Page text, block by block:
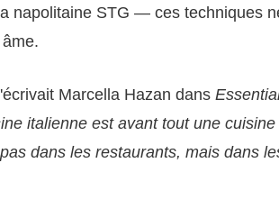
napolitaine STG — ces techniques
Marcella Hazan dans
italienne est avant tout une
dans les restaurants, mais dans